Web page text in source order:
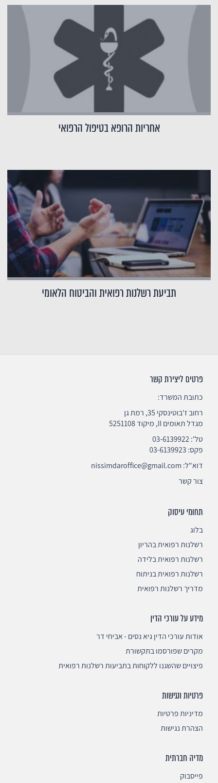
אחריות הרופא בטיפול הרפואי
תביעת רשלנות רפואית והביטוח הלאומי
פרטים ליצירת קשר
כתובת המשרד:
רחוב ז'בוטינסקי 35, רמת גן
מגדל תאומים II, מיקוד 5251108
טל':03-6139922
פקס: 03-6139923
דוא"ל: nissimdaroffice@gmail.com
צור קשר
תחומי עיסוק
בלוג
רשלנות רפואית בהריון
רשלנות רפואית בלידה
רשלנות רפואית בניתוח
מדריך רשלנות רפואית
מידע על עורכי הדין
אודות עורכי הדין גיא נסים - אביחי דר
מקרים שפורסמו בתקשורת
פיצויים שהשגנו ללקוחות בתביעות רשלנות רפואית
פרטיות ונגישות
מדיניות פרטיות
הצהרת נגישות
מדיה חברתית
פייסבוק